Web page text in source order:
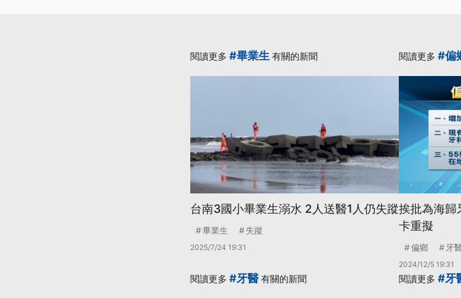
閱讀更多 #畢業生 有關的新聞
台南3國小畢業生溺水 2人送醫1人仍失蹤
畢業生 失蹤
2025/7/24 19:31
閱讀更多 #偏
挨批為海歸
卡重擬
偏鄉 牙
2024/12/5 19:31
閱讀更多 #牙醫 有關的新聞 閱讀更多 #牙